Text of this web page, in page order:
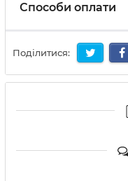
Способи оплати
Поділитися: